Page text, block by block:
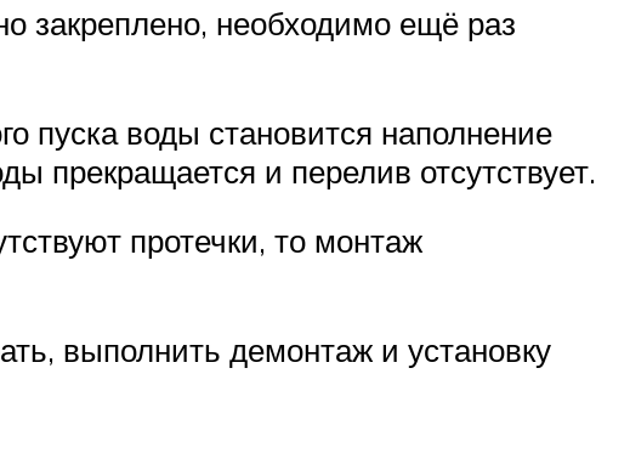
закреплено, необходимо ещё раз
пуска воды становится наполнение
прекращается и перелив отсутствует.
протечки, то монтаж
выполнить демонтаж и установку